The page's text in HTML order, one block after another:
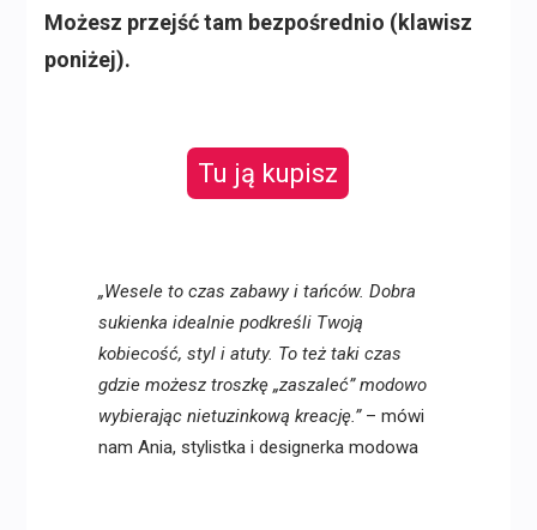
Możesz przejść tam bezpośrednio (klawisz
poniżej).
Tu ją kupisz
„Wesele to czas zabawy i tańców. Dobra
sukienka idealnie podkreśli Twoją
kobiecość, styl i atuty. To też taki czas
gdzie możesz troszkę „zaszaleć” modowo
wybierając nietuzinkową kreację.”– mówi
nam Ania, stylistka i designerka modowa